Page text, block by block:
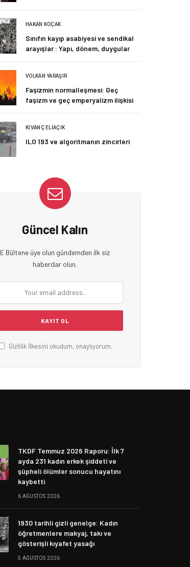
HAKAN KOÇAK
Sınıfın kayıp asabiyesi ve sendikal
arayışlar : Yapı, dönem, duygular
VOLKAN YARAŞIR
Faşizmin normalleşmesi: Geç
faşizm ve geç emperyalizm ilişkisi
KIVANÇ ELIAÇIK
ILO 193 ve algoritmanın zincirleri
Güncel Kalın
E Bültene üye olun gündemden ilk siz
haberdar olun.
Gizlilik İlkesini okudum, onaylıyorum.
TKDF Temmuz 2026 Raporu: İlk 7
ayda 231 kadın erkek şiddeti ve
şüpheli ölümler sonucu hayatını
kaybetti
6 AĞUSTOS 2026
1930 tarihli gizli genelge: Kadın
öğretmenlere makyaj, takı ve
gösterişli kıyafet yasağı
5 AĞUSTOS 2026